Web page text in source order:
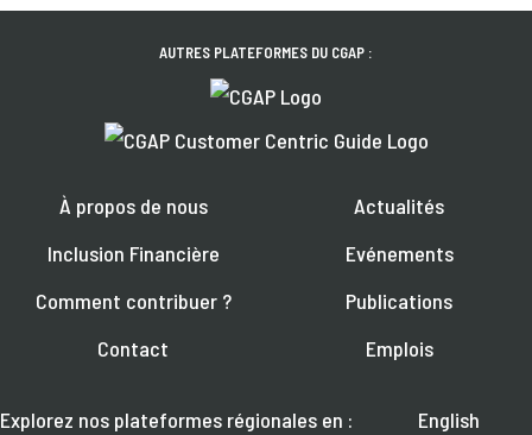
AUTRES PLATEFORMES DU CGAP :
À propos de nous
Inclusion Financière
Comment contribuer ?
Contact
Actualités
Evénements
Publications
Emplois
Explorez nos plateformes régionales en : English